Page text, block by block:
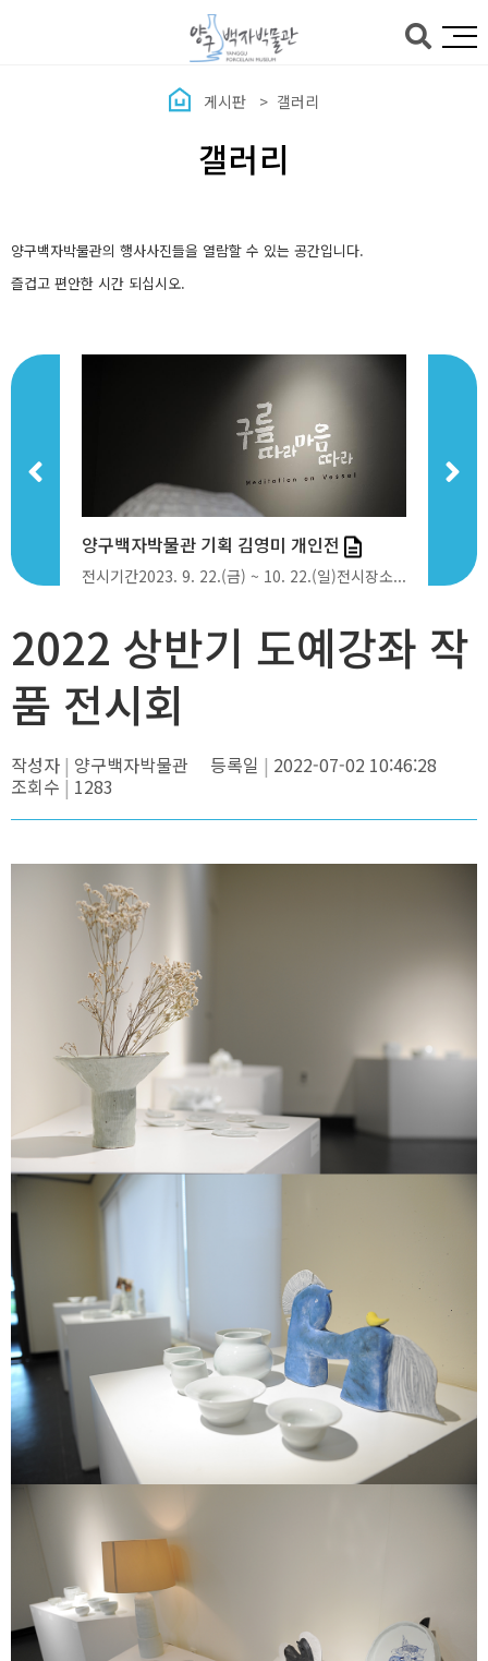
게시판 갤러리
갤러리
양구백자박물관의 행사사진들을 열람할 수 있는 공간입니다.
즐겁고 편안한 시간 되십시오.
시장소...
양구백자박물관 기획 김영미 개인전
전시기간2023. 9. 22.(금) ~ 10. 22.(일)전시장소... 2022 상반
2022 상반기 도예강좌 작
품 전시회
작성자 양구백자박물관 등록일
2022-07-02 10:46:28
조회수
1283